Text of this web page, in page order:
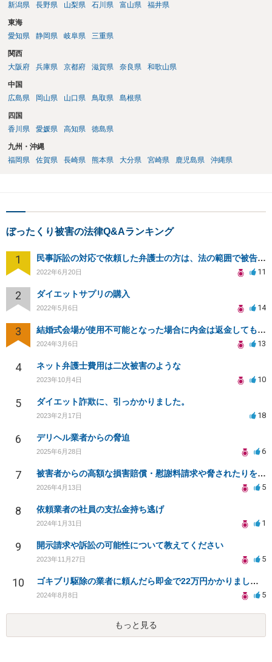
新潟県
長野県 山梨県 石川県 富山県 福井県
東海
愛知県
静岡県 岐阜県 三重県
関西
大阪府
兵庫県 京都府 滋賀県 奈良県 和歌山県
中国
広島県
岡山県 山口県 鳥取県 島根県
四国
香川県
愛媛県 高知県 徳島県
九州・沖縄
福岡県
佐賀県 長崎県 熊本県 大分県 宮崎県 鹿児島県 沖縄県
ぼったくり被害の法律Q&Aランキング
1 民事訴訟の対応で依頼した弁護士の方は、法の範囲で被告の味方ではないのでしょうか？
2022年6月20日 11
2 ダイエットサプリの購入
2022年5月6日 14
3 結婚式会場が使用不可能となった場合に内金は返金してもらえますか？
2024年3月6日 13
4 ネット弁護士費用は二次被害のような
2023年10月4日 10
5 ダイエット詐欺に、引っかかりました。
2023年2月17日 18
6 デリヘル業者からの脅迫
2025年6月28日 6
7 被害者からの高額な損害賠償・慰謝料請求や脅されたりをやめてもらう方法
2026年4月13日 5
8 依頼業者の社員の支払金持ち逃げ
2024年1月31日 1
9 開示請求や訴訟の可能性について教えてください
2023年11月27日 5
10 ゴキブリ駆除の業者に頼んだら即金で22万円かかりました。これは詐欺とかではないでしょうか？
2024年8月8日 5
もっと見る